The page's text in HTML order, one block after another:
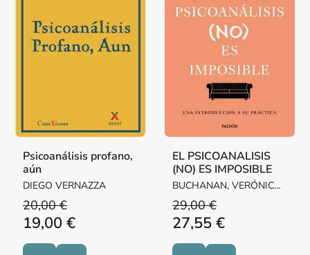
Psicoanálisis profano,
aún
DIEGO VERNAZZA
20,00 €
19,00 €
EL PSICOANALISIS
(NO) ES IMPOSIBLE
BUCHANAN, VERÓNICA /
LUTEREAU, LUCIANO
29,00 €
27,55 €